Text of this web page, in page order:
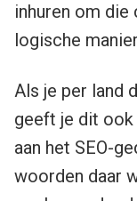
inhuren om die
logische
Als je per land
geeft je dit
aan het SEO-
woorden daar